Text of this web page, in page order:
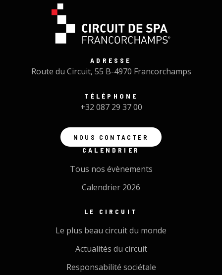
ADRESSE
Route du Circuit, 55 B-4970 Francorchamps
TÉLÉPHONE
+32 087 29 37 00
NOUS CONTACTER
CALENDRIER
Tous nos évènements
Calendrier 2026
LE CIRCUIT
Le plus beau circuit du monde
Actualités du circuit
Responsabilité sociétale